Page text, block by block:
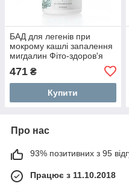
БАД для легенів при
мокрому кашлі запалення
мигдалин Фіто-здоров'я
форте 60 таблеток Нове
життя
471 ₴
Купити
Про нас
93% позитивних з 95
Працює з 11.10.2018